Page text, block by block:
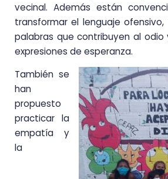
vecinal. Además están
transformar el lenguaje
palabras que contribuyen al
expresiones de esperanza.
También se
han
propuesto
practicar la
empatía y
la